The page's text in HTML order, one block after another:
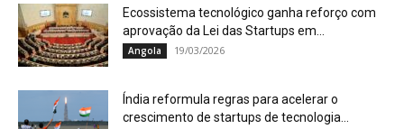
Ecossistema tecnológico ganha reforço com
aprovação da Lei das Startups em...
Angola 19/03/2026
Índia reformula regras para acelerar o
crescimento de startups de tecnologia...